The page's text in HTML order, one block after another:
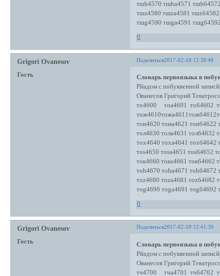
тшh4570 тшhа4571
тшz4580 тшzа4581
тшg4590 тшgа4591
0
Поделиться2017-02-18 12:38:48
Grigori Ovanesov
Гость
Словарь первоязыка в
Рйадом с побуквенной
Ованесов Григорий
то4600 тоа4601 тоб4602
тои4620 тоиа4621 тоиб4622
тол4630 тола4631 толб4632
тох4640 тоха4641 тохб4642
тоs4650 тоsа4651 тоsб4652
ток4660 тока4661 токб4662
тоh4670 тоhа4671 тоhб4672
тоz4680 тоzа4681 тоzб4682
тоg4690 тоgа4691 тоgб4692
0
Поделиться2017-02-18 12:41:39
Grigori Ovanesov
Гость
Словарь первоязыка в
Рйадом с побуквенной
Ованесов Григорий
тч4700 тча4701 тчб4702